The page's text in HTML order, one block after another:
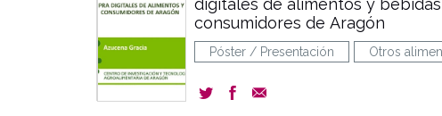
digitales de alimentos y
consumidores de Aragón
Póster / Presentación Otros